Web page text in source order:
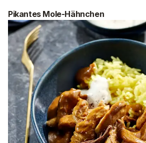
Pikantes Mole-Hähnchen